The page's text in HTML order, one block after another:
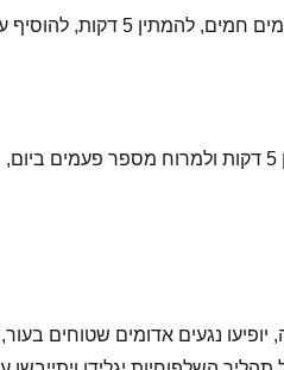
מים עד לכוס מלאה ולשתות.
לאחר תקופת הדגירה, יופיעו נגעים